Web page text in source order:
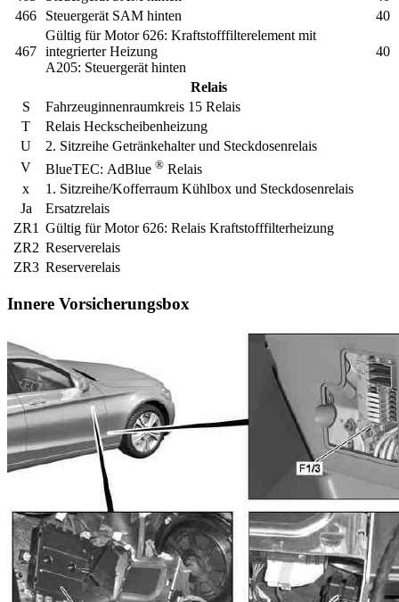
466
Steuergerät SAM hinten 40
467
Gültig für Motor 626: Kraftstofffilterelement mit
integrierter Heizung
A205: Steuergerät hinten
40
Relais
S
Fahrzeuginnenraumkreis 15 Relais
T
Relais Heckscheibenheizung
U
2. Sitzreihe Getränkehalter und Steckdosenrelais
V
BlueTEC: AdBlue ® Relais
x
1. Sitzreihe/Kofferraum Kühlbox und Steckdosenrelais
Ja
Ersatzrelais
ZR1 Gültig für Motor 626: Relais Kraftstofffilterheizung
ZR2 Reserverelais
ZR3 Reserverelais
Innere Vorsicherungsbox